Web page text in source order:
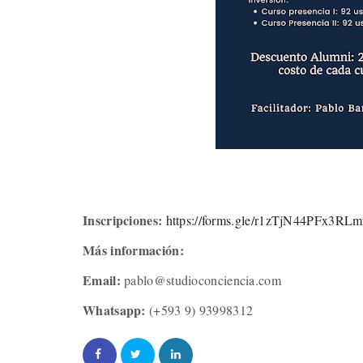
Inscripciones: https://forms.gle/
Más información:
Email: pablo@studioconciencia.com
Whatsapp: (+593 9) 93998312